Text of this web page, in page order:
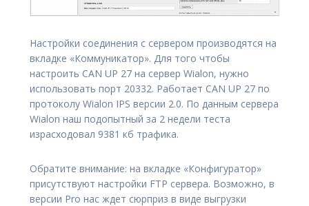
Настройки соединения с сервером производятся на
вкладке «Коммуникатор». Для того чтобы
настроить CAN UP 27 на сервер Wialon, нужно
использовать порт 20332. Работает CAN UP 27 по
протоколу Wialon IPS версии 2.0. По данным сервера
Wialon наш подопытный за 2 недели теста
израсходовал 9381 кб трафика.
Обратите внимание: на вкладке «Конфигуратор»
присутствуют настройки FTP сервера. Возможно, в
версии Pro нас ждет сюрприз в виде выгрузки